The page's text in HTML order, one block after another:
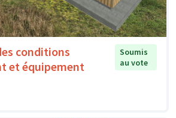
conditions
et équipement
Soumis
au vote